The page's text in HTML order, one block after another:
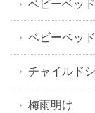
ベビーベッ
ベビーベッ
チャイルド
梅雨明け